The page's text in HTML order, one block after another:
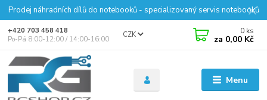
Prodej náhradních dílů do notebooků - specializovaný servis notebooků
Menu
CZK
+420 703 458 418
Po-Pá 8:00-12:00 / 14:00-16:00
0 ks
za 0,00 Kč